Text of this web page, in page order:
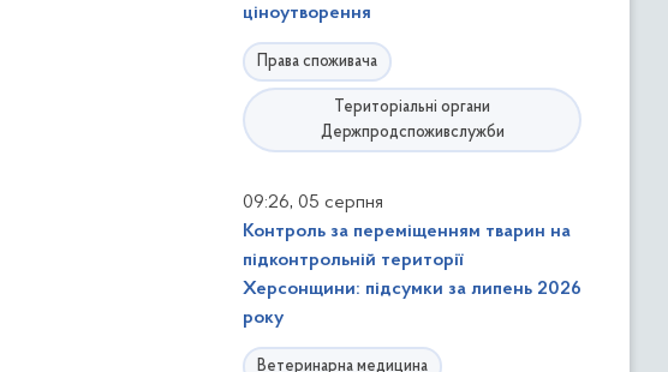
ціноутворення
Права споживача
Територіальні органи
Держпродспоживслужби
09:26, 05 серпня
Контроль за переміщенням тварин на
підконтрольній території
Херсонщини: підсумки за липень 2026
року
Ветеринарна медицина